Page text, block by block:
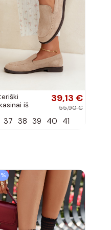
iš
smėlio
39,13 €
55,90 €
37 38 39 40 41